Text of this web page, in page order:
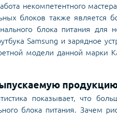
некомпетентного
блоков также является
блока питания для
Samsung и зарядное
модели данной марки
показывает, что
блока питания. Зачем